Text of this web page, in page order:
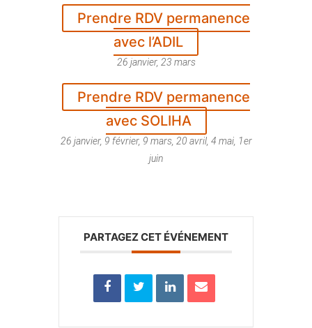
Prendre RDV permanence
avec l’ADIL
26 janvier, 23 mars
Prendre RDV permanence
avec SOLIHA
26 janvier, 9 février, 9 mars, 20 avril, 4 mai, 1er
juin
PARTAGEZ CET ÉVÉNEMENT